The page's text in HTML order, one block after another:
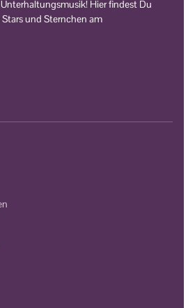
Hier findest Du
und Sternchen am